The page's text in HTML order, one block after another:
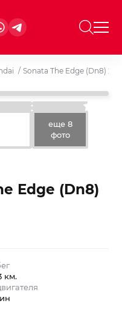
/ Sonata The Edge (Dn8) 2.0
еще 8
фото
Edge (Dn8)
км.